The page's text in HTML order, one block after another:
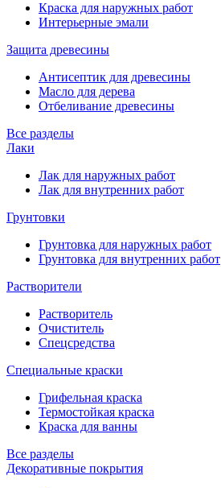
Краска для наружных работ
Интерьерные эмали
Защита древесины
Антисептик для древесины
Масло для дерева
Отбеливание древесины
Все разделы
Лаки
Лак для наружных работ
Лак для внутренних работ
Грунтовки
Грунтовка для наружных работ
Грунтовка для внутренних работ
Растворители
Растворитель
Очиститель
Спецсредства
Специальные краски
Грифельная краска
Термостойкая краска
Краска для ванны
Все разделы
Декоративные покрытия